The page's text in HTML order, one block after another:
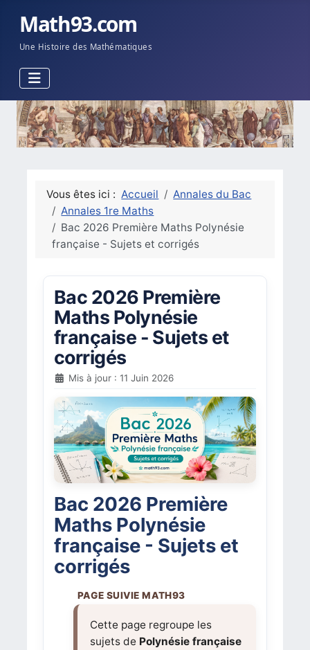
Math93.com
Une Histoire des Mathématiques
Vous êtes ici : Accueil
Annales du Bac
Annales 1re Maths
Bac 2026 Première Maths Polynésie
française - Sujets et corrigés
Bac 2026 Première
Maths Polynésie
française - Sujets et
corrigés
Mis à jour : 11 Juin 2026
Bac 2026 Première
Maths Polynésie
française - Sujets et
corrigés
Cette page regroupe les
sujets de Polynésie française